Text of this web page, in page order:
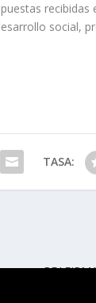
social,
TASA: